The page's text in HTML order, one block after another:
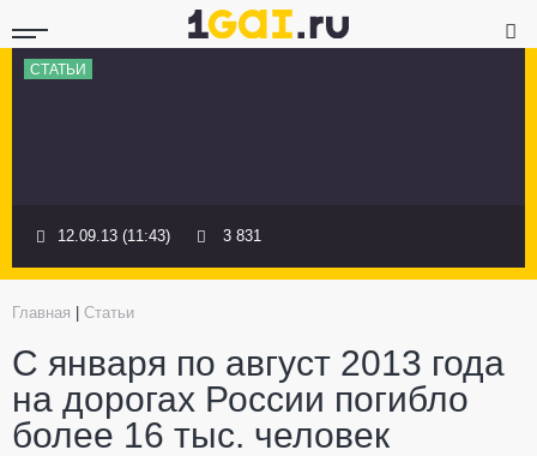
СТАТЬИ
12.09.13 (11:43) 3 831
Главная Статьи
С января по август 2013 года
на дорогах России погибло
более 16 тыс. человек